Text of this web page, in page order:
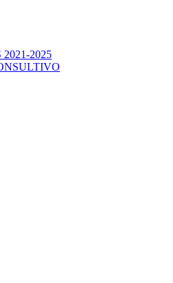
2025